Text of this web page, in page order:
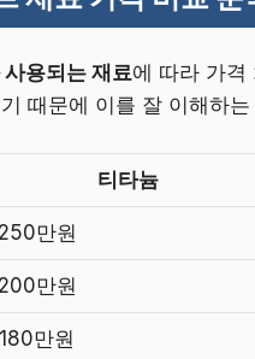
용되는 재료에 따라 가격
때문에 이를 잘 이해하
티타늄
만원
만원
만원